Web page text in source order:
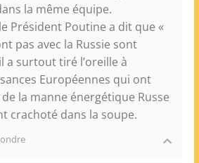
la même équipe.
Président Poutine a dit que «
pas avec la Russie sont
a surtout tiré l’oreille à
Européennes qui ont
la manne énergétique Russe
crachoté dans la soupe.